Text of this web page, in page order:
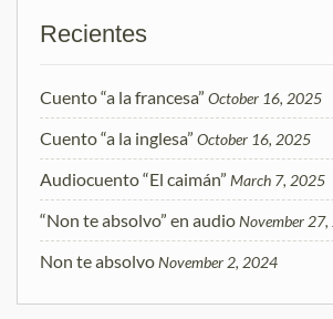
Recientes
Cuento “a la francesa” October 16, 2025
Cuento “a la inglesa” October 16, 2025
Audiocuento “El caimán” March 7, 2025
“Non te absolvo” en audioNovember
Non te absolvoNovember 2, 2024